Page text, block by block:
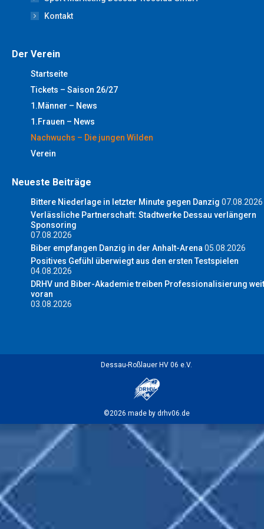
Kontakt
Der Verein
Startseite
Tickets – Saison 26/27
1.Männer – News
1.Frauen – News
Nachwuchs – Die jungen Wilden
Verein
Neueste Beiträge
Bittere Niederlage in letzter Minute gegen Danzig 07.08.2026
Verlässliche Partnerschaft: Stadtwerke Dessau verlängern
Sponsoring
07.08.2026
Biber empfangen Danzig in der Anhalt-Arena 05.08.2026
Positives Gefühl überwiegt aus den ersten Testspielen
04.08.2026
DRHV und Biber-Akademie treiben Professionalisierung
voran
03.08.2026
Dessau-Roßlauer HV 06 e.V.
©2026 made by drhv06.de